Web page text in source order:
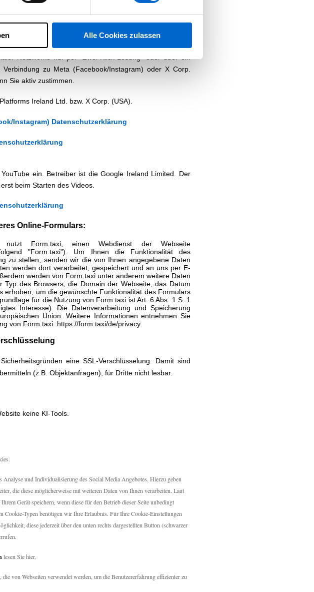
Alle Cookies zulassen
Street, Dublin 4, Irland).
Instagram, X/Twitter)
Netzwerke nur per "Zwei-Klick-Lösung" oder über ein
Verbindung zu Meta (Facebook/Instagram) oder X Corp.
Sie aktiv zustimmen.
Ireland Ltd. bzw. X Corp. (USA).
Instagram) Datenschutzerklärung
ein. Betreiber ist die Google Ireland Limited. Der
beim Starten des Videos.
Online-Formulars:
nutzt Form.taxi, einen Webdienst der Webseite
"Form.taxi"). Um Ihnen die Funktionalität des
zu stellen, senden wir die von Ihnen angegebene Daten
werden dort verarbeitet, gespeichert und an uns per E-
werden von Form.taxi unter anderem weitere Daten
Typ des Browsers, die Domain der Webseite, das Datum
erhoben, um die gewünschte Funktionalität des Formulars
für die Nutzung von Form.taxi ist Art. 6 Abs. 1 S. 1
Interesse). Die Datenverarbeitung und Speicherung
Union. Weitere Informationen entnehmen Sie
von Form.taxi: https://form.taxi/de/privacy.
eine SSL-Verschlüsselung. Damit sind
(z.B. Objektanfragen), für Dritte nicht lesbar.
keine KI-Tools.
Analyse und Individualisierung des Social Media Angebotes. Hierzu geben
die diese möglicherweise mit weiteren Daten von Ihnen verarbeiten. Laut
Gerät speichern, wenn diese für den Betrieb dieser Seite unbedingt
Cookie-Typen benötigen wir Ihre Erlaubnis. Für Ihre Cookie-Einstellungen
diese jederzeit über den unten rechts dargestellten Button (schwarzer
lesen Sie hier.
von Webseiten verwendet werden, um die Benutzererfahrung effizienter zu